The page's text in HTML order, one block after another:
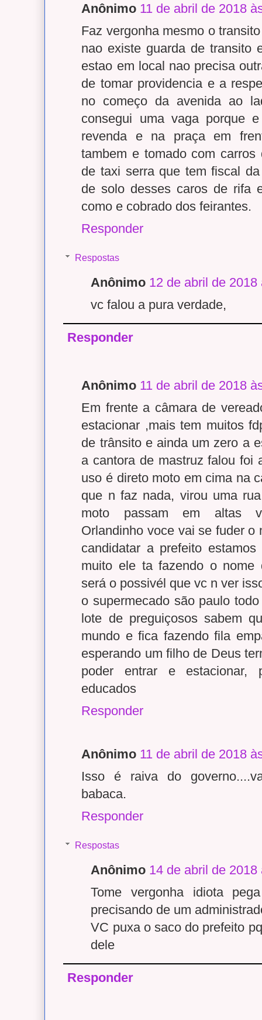
Anônimo 11 de abril de 2018
Faz vergonha mesmo o
nao existe guarda de transito
estao em local nao precisa
de tomar providencia e a
no começo da avenida ao
consegui uma vaga porque
revenda e na praça em
tambem e tomado com
de taxi serra que tem fiscal
de solo desses caros de rifa
como e cobrado dos feirantes.
Responder
Respostas
Anônimo 12 de abril de 2018
vc falou a pura verdade,
Responder
Anônimo 11 de abril de 2018
Em frente a câmara de
estacionar ,mais tem muitos
de trânsito e ainda um zero a
a cantora de mastruz falou foi
uso é direto moto em cima na
que n faz nada, virou uma
moto passam em altas
Orlandinho voce vai se fuder o
candidatar a prefeito
muito ele ta fazendo o nome
será o possivél que vc n ver
o supermecado são paulo
lote de preguiçosos sabem
mundo e fica fazendo fila
esperando um filho de Deus
poder entrar e estacionar,
educados
Responder
Anônimo 11 de abril de 2018
Isso é raiva do
babaca.
Responder
Respostas
Anônimo 14 de abril de 2018
Tome vergonha idiota
precisando de um
VC puxa o saco do prefeito
dele
Responder